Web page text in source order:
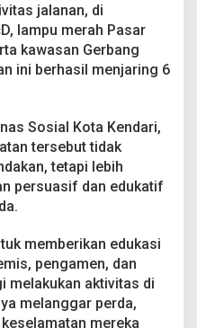
jalanan, di
lampu merah Pasar
kawasan Gerbang
ini berhasil menjaring 6
Sosial Kota Kendari,
tersebut tidak
tetapi lebih
persuasif dan edukatif
memberikan edukasi
pengamen, dan
melakukan aktivitas di
melanggar perda,
mereka